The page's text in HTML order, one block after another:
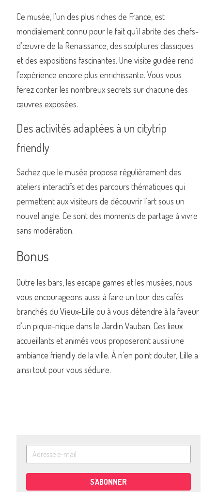
Ce musée, l’un des plus riches de France, est
mondialement connu pour le fait qu’il abrite des chefs-
d’œuvre de la Renaissance, des sculptures classiques
et des expositions fascinantes. Une visite guidée rend
l’expérience encore plus enrichissante. Vous vous
ferez conter les nombreux secrets sur chacune des
œuvres exposées.
Des activités adaptées à un citytrip
friendly
Sachez que le musée propose régulièrement des
ateliers interactifs et des parcours thématiques qui
permettent aux visiteurs de découvrir l’art sous un
nouvel angle. Ce sont des moments de partage à vivre
sans modération.
Bonus
Outre les bars, les escape games et les musées, nous
vous encourageons aussi à faire un tour des cafés
branchés du Vieux-Lille ou à vous détendre à la faveur
d’un pique-nique dans le Jardin Vauban. Ces lieux
accueillants et animés vous proposeront aussi une
ambiance friendly de la ville. À n’en point douter, Lille a
ainsi tout pour vous séduire.
S'ABONNER